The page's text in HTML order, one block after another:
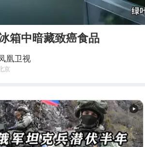
箱中暗藏致癌食品
凰卫视
京